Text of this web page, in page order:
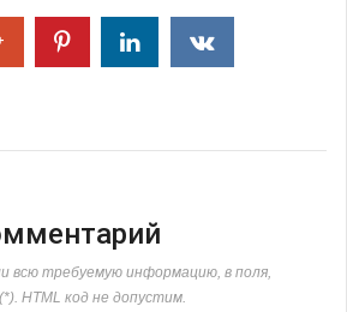
всю требуемую информацию, в поля,
HTML код не допустим.